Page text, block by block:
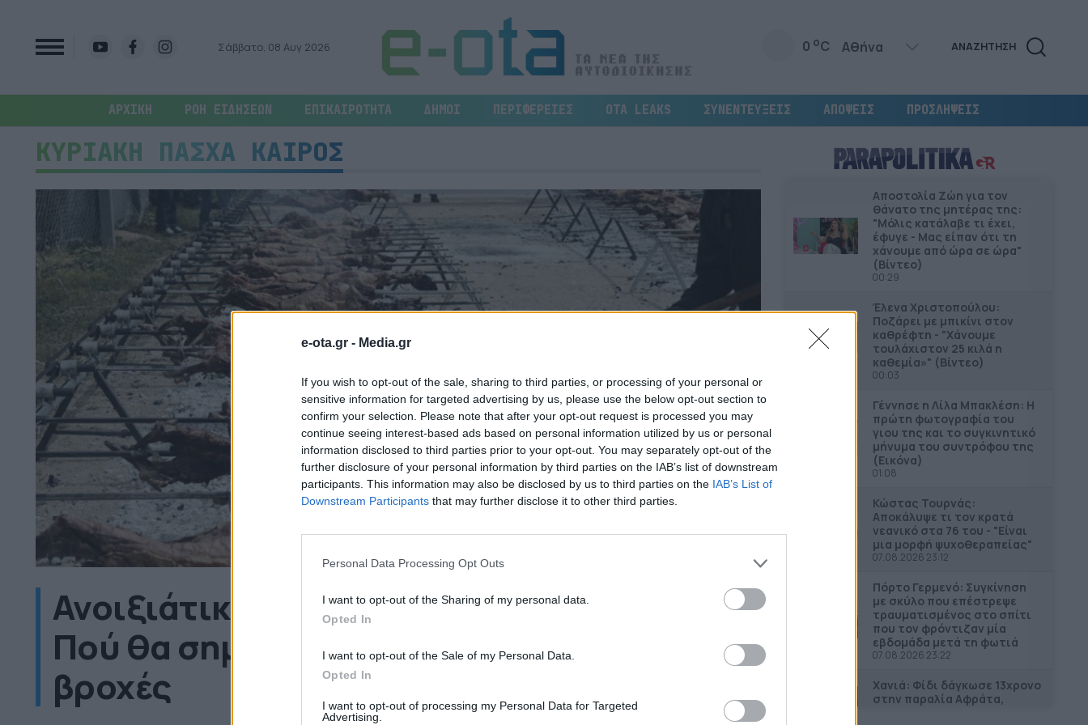
e-ota.gr - Media.gr
If you wish to opt-out of the sale, sharing to third parties, or processing of your personal or
sensitive information for targeted advertising by us, please use the below opt-out section to
confirm your selection. Please note that after your opt-out request is processed you may
continue seeing interest-based ads based on personal information utilized by us or personal
information disclosed to third parties prior to your opt-out. You may separately opt-out of the
further disclosure of your personal information by third parties on the IAB’s list of downstream
participants. This information may also be disclosed by us to third parties on the IAB’s List of
Downstream Participants that may further disclose it to other third parties.
Personal Data Processing Opt Outs
I want to opt-out of the Sharing of my personal data.
Opted In
I want to opt-out of the Sale of my Personal Data.
Opted In
I want to opt-out of processing my Personal Data for Targeted
Advertising.
Σάββατο, 08 Αυγ 2026 0 oC ΑΝΑΖΗΤΗΣΗ
ΑΡΧΙΚΗ ΡΟΗ ΕΙΔΗΣΕΩΝ ΕΠΙΚΑΙΡΟΤΗΤΑ ΔΗΜΟΙ ΠΕΡΙΦΕΡΕΙΕΣ OTA LEAKS ΣΥΝΕΝΤΕΥΞΕΙΣ ΑΠΟΨΕΙΣ ΠΡΟΣΛΗΨΕΙΣ
ΚΥΡΙΑΚΗ ΠΑΣΧΑ ΚΑΙΡΟΣ
Ανοιξιάτικο Πάσχα με καλό καιρό –
Πού θα σημειωθούν τοπικές
βροχές
Αποστολία Ζώη για τον
θάνατο της μητέρας της:
"Μόλις κατάλαβε τι έχει,
έφυγε - Μας είπαν ότι τη
χάνουμε από ώρα σε ώρα"
(Βίντεο)
00:29
Έλενα Χριστοπούλου:
Ποζάρει με μπικίνι στον
καθρέφτη - "Χάνουμε
τουλάχιστον 25 κιλά η
καθεμία»" (Βίντεο)
00:03
Γέννησε η Λίλα Μπακλέση: Η
πρώτη φωτογραφία του
γιου της και το συγκινητικό
μήνυμα του συντρόφου της
(Εικόνα)
01:08
Κώστας Τουρνάς:
Αποκάλυψε τι τον κρατά
νεανικό στα 76 του - "Είναι
μια μορφή ψυχοθεραπείας"
07.08.2026 23:12
Πόρτο Γερμενό: Συγκίνηση
με σκύλο που επέστρεψε
τραυματισμένος στο σπίτι
που τον φρόντιζαν μία
εβδομάδα μετά τη φωτιά
07.08.2026 23:22
Χανιά: Φίδι δάγκωσε 13χρονο
στην παραλία Αφράτα,